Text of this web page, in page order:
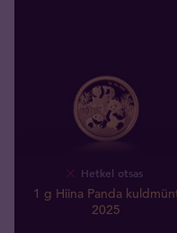
Hetkel otsas
1 g Hiina Panda
2025